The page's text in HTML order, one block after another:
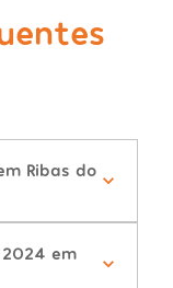
Ribas do
em